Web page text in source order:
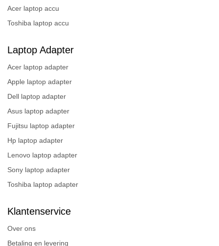
Acer laptop accu
Toshiba laptop accu
Laptop Adapter
Acer laptop adapter
Apple laptop adapter
Dell laptop adapter
Asus laptop adapter
Fujitsu laptop adapter
Hp laptop adapter
Lenovo laptop adapter
Sony laptop adapter
Toshiba laptop adapter
Klantenservice
Over ons
Betaling en levering